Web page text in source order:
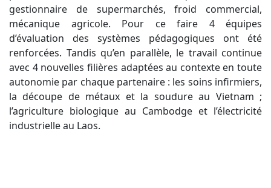
gestionnaire de supermarchés, froid commercial,
mécanique agricole. Pour ce faire 4 équipes
d’évaluation des systèmes pédagogiques ont été
renforcées. Tandis qu’en parallèle, le travail continue
avec 4 nouvelles filières adaptées au contexte en toute
autonomie par chaque partenaire : les soins infirmiers,
la découpe de métaux et la soudure au Vietnam ;
l’agriculture biologique au Cambodge et l’électricité
industrielle au Laos.